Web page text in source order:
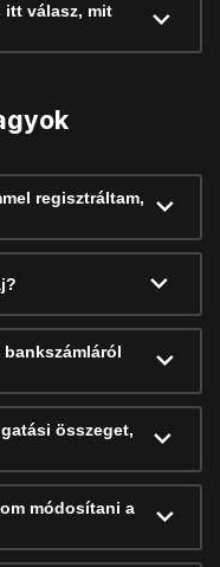
itt válasz, mit
regisztráltam,
összeget,
módosítani a